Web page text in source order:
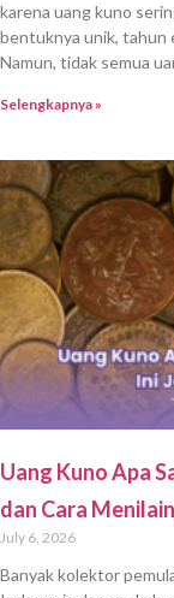
karena uang kuno
bentuknya unik, tahun
Namun, tidak semua
Selengkapnya »
Uang Kuno Apa
dan Cara
July 6, 2026
Banyak kolektor